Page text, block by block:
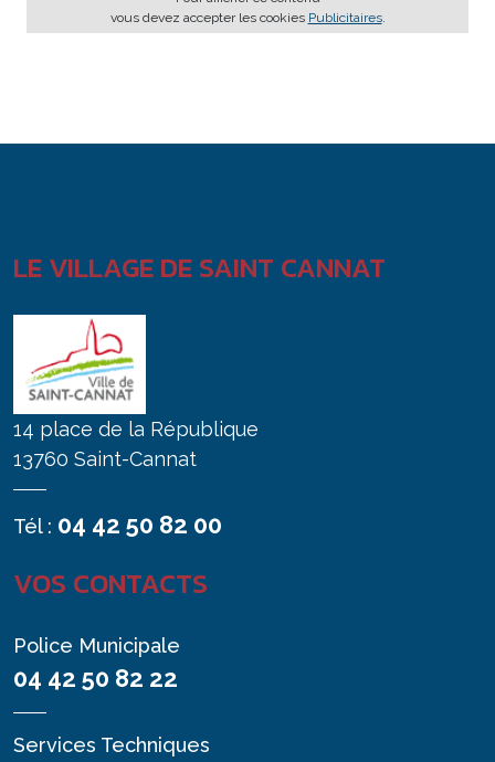
vous devez accepter les cookies Publicitaires.
LE VILLAGE DE SAINT CANNAT
14 place de la République
13760 Saint-Cannat
Tél : 04 42 50 82 00
VOS CONTACTS
Police Municipale
04 42 50 82 22
Services Techniques